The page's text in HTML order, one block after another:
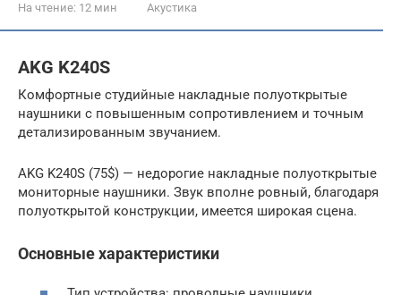
На чтение: 12 мин Акустика
AKG K240S
Комфортные студийные накладные полуоткрытые
наушники с повышенным сопротивлением и точным
детализированным звучанием.
AKG K240S (75$) — недорогие накладные полуоткрытые
мониторные наушники. Звук вполне ровный, благодаря
полуоткрытой конструкции, имеется широкая сцена.
Основные характеристики